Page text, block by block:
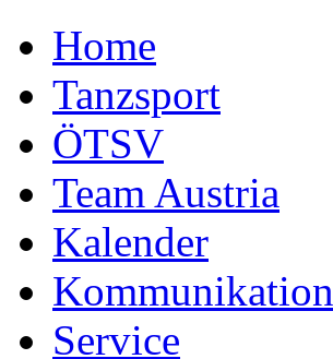
Home
Tanzsport
ÖTSV
Team Austria
Kalender
Kommunikation
Service